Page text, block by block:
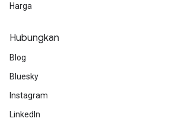
Harga
Hubungkan
Blog
Bluesky
Instagram
LinkedIn